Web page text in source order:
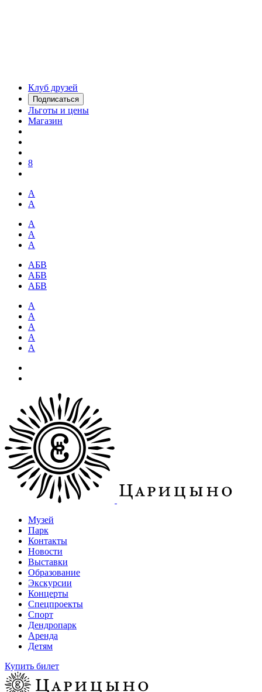
Клуб друзей
Подписаться
Льготы и цены
Магазин
8
А
А
А
А
А
АБВ
АБВ
АБВ
А
А
А
А
А
Музей
Парк
Контакты
Новости
Выставки
Образование
Экскурсии
Концерты
Спецпроекты
Спорт
Дендропарк
Аренда
Детям
Купить билет